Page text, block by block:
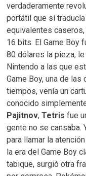
verdaderamente
portátil que sí
equivalentes
16 bits. El Game Boy
80 dólares la pieza,
Nintendo a las que
Game Boy, una de
tiempos, venía un
conocido
Pajitnov,Tetrisfue
gente no se cansaba.
para llamar la
la era del Game Boy
tabique, surgió otra